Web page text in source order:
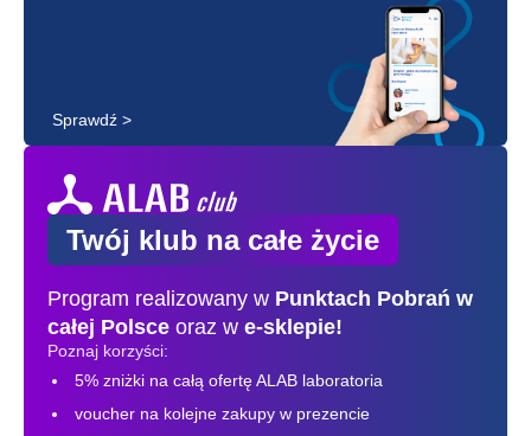
Sprawdź >
Twój klub na całe życie
Program realizowany w Punktach Pobrań w
całej Polsce oraz w e-sklepie!
Poznaj korzyści:
5% zniżki na całą ofertę ALAB laboratoria
voucher na kolejne zakupy w prezencie